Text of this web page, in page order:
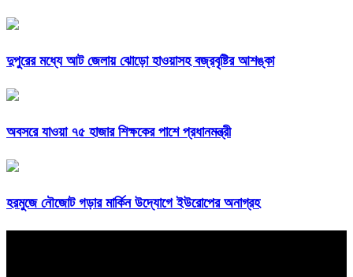
দুপুরের মধ্যে আট জেলায় ঝোড়ো হাওয়াসহ বজ্রবৃষ্টির আশঙ্কা
অবসরে যাওয়া ৭৫ হাজার শিক্ষকের পাশে প্রধানমন্ত্রী
হরমুজে নৌজোট গড়ার মার্কিন উদ্যোগে ইউরোপের অনাগ্রহ